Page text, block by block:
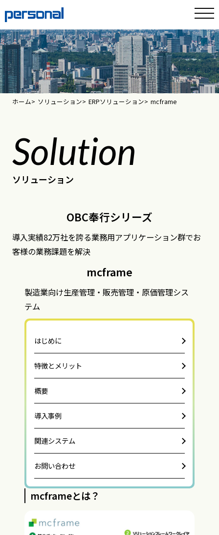
ホーム ソリューション ERPソリューション mcframe
Solution
ソリューション
OBC奉行シリーズ
導入実績82万社を誇る業務用アプリケーション群でお
客様の業務課題を解決
mcframe
製造業向け生産管理・販売管理・原価管理シス
テム
はじめに
特徴とメリット
概要
導入事例
関連システム
お問い合わせ
mcframeとは？